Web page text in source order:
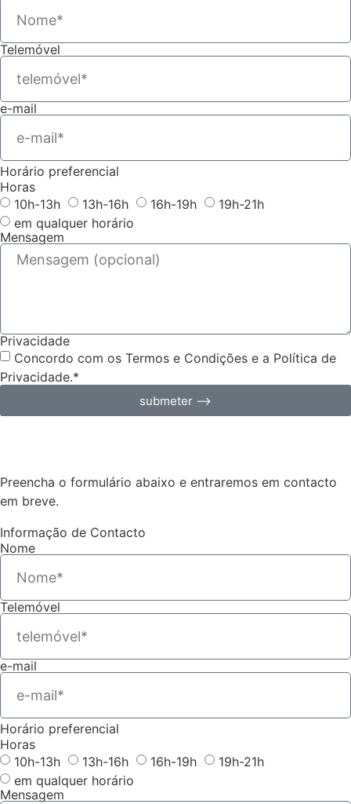
Telemóvel
e-mail
Horário preferencial
Horas
10h-13h
13h-16h 16h-19h
19h-21h
em qualquer horário
Mensagem
Privacidade
Concordo com os Termos e Condições e a Política de
Privacidade.*
submeter ⟶
Preencha o formulário abaixo e entraremos em contacto
em breve.
Informação de Contacto
Nome
Telemóvel
e-mail
Horário preferencial
Horas
10h-13h
13h-16h 16h-19h
19h-21h
em qualquer horário
Mensagem